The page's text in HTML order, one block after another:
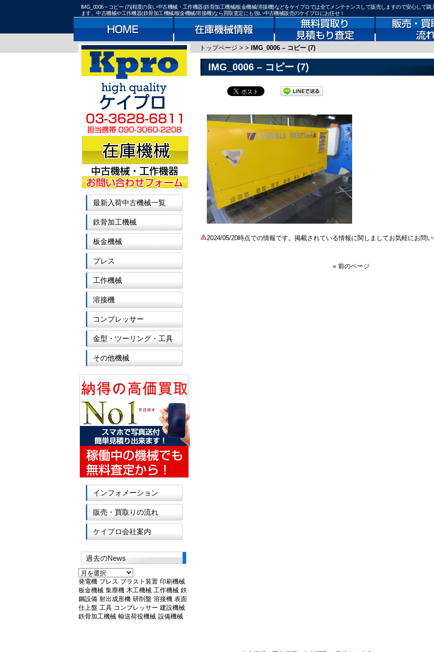
IMG_0006 – コピー (7)|程度の良い中古機械・工作機器(鉄骨加工機械/板金機械/溶接機)などをケイプロでは全てメンテナンスして販売しますので安心して購
ます。中古機械や工作機器(鉄骨加工機械/板金機械/溶接機)なら買取査定にも強い中古機械販売のケイプロにお任せ！
トップページ > > IMG_0006 – コピー (7)
IMG_0006 – コピー (7)
2024/05/20時点での情報です。掲載されている情報に関しましてお気軽にお問い
« 前のページ
最新入荷中古機械一覧
鉄骨加工機械
板金機械
プレス
工作機械
溶接機
コンプレッサー
金型・ツーリング・工具
その他機械
インフォメーション
販売・買取りの流れ
ケイプロ会社案内
過去のNews
過
去
の
News
発電機 プレス ブラスト装置 印刷機械
板金機械 集塵機 木工機械 工作機械 鉄
鋼設備 射出成形機 研削盤 溶接機 表面
仕上盤 工具 コンプレッサー 建設機械
鉄骨加工機械 輸送荷役機械 設備機械